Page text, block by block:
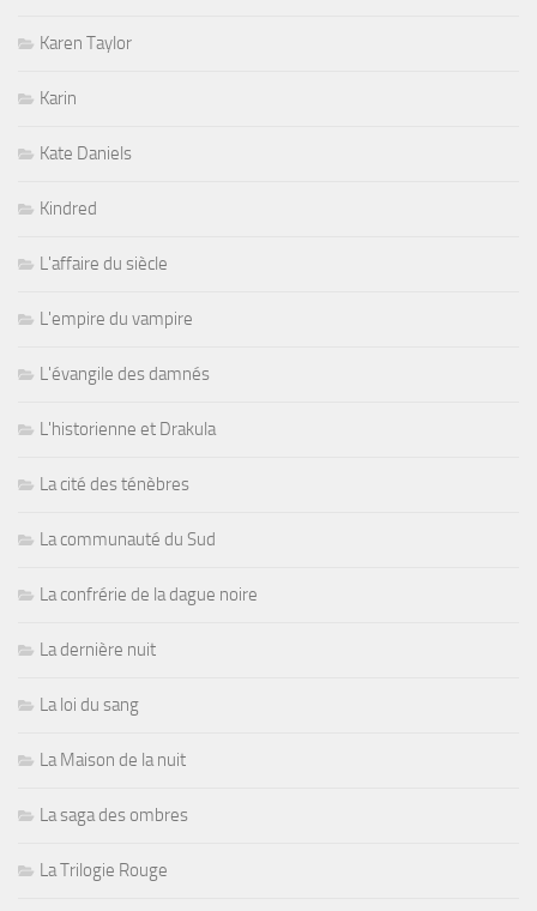
Karen Taylor
Karin
Kate Daniels
Kindred
L'affaire du siècle
L'empire du vampire
L'évangile des damnés
L'historienne et Drakula
La cité des ténèbres
La communauté du Sud
La confrérie de la dague noire
La dernière nuit
La loi du sang
La Maison de la nuit
La saga des ombres
La Trilogie Rouge